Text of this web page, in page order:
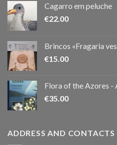
Cagarro em peluche
€22.00
Brincos «Fragaria
€15.00
Flora of the Azores -
€35.00
ADDRESS AND CONTACTS